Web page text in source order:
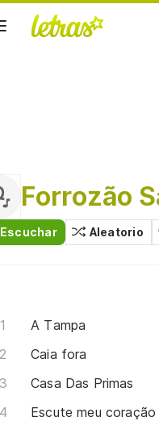
Forrozão
Escuchar Aleatorio
A Tampa
Caia fora
Casa Das Primas
Escute meu coração